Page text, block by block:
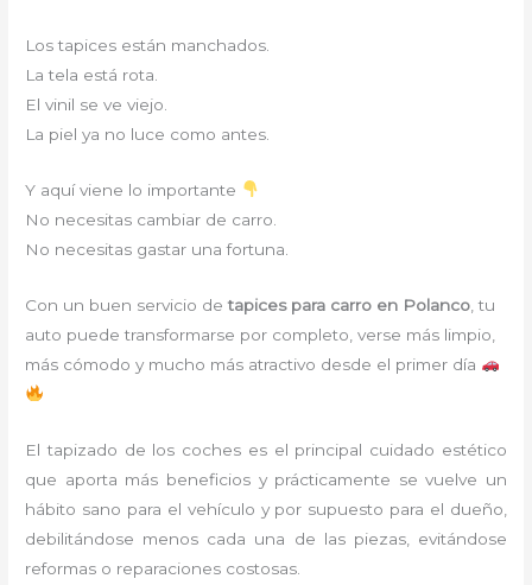
Los tapices están manchados.
La tela está rota.
El vinil se ve viejo.
La piel ya no luce como antes.
Y aquí viene lo importante
No necesitas cambiar de carro.
No necesitas gastar una fortuna.
Con un buen servicio detapices para carro en Polanco , tu
auto puede transformarse por completo, verse más limpio,
más cómodo y mucho más atractivo desde el primer día
El tapizado de los coches es el principal cuidado estético
que aporta más beneficios y prácticamente se vuelve un
hábito sano para el vehículo y por supuesto para el dueño,
debilitándose menos cada una de las piezas, evitándose
reformas o reparaciones costosas.